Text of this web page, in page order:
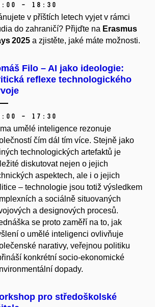
– 18:30
v příštích letech vyjet v rámci
do zahraničí? Přijďte na Erasmus
2025 a zjistěte, jaké máte možnosti.
Filo – AI jako ideologie:
reflexe technologického
– 17:30
umělé inteligence rezonuje
čím dál tím více. Stejně jako
technologických artefaktů je
diskutovat nejen o jejich
aspektech, ale i o jejich
– technologie jsou totiž výsledkem
a sociálně situovaných
a designových procesů.
se proto zaměří na to, jak
o umělé inteligenci ovlivňuje
narativy, veřejnou politiku
konkrétní socio-ekonomické
dopady.
pro středoškolské